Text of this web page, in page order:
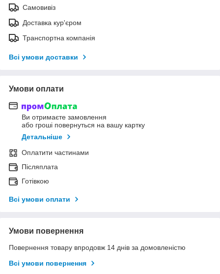
Самовивіз
Доставка кур'єром
Транспортна компанія
Всі умови доставки
Умови оплати
Ви отримаєте замовлення
або гроші повернуться на вашу картку
Детальніше
Оплатити частинами
Післяплата
Готівкою
Всі умови оплати
Умови повернення
Повернення товару впродовж 14 днів за домовленістю
Всі умови повернення